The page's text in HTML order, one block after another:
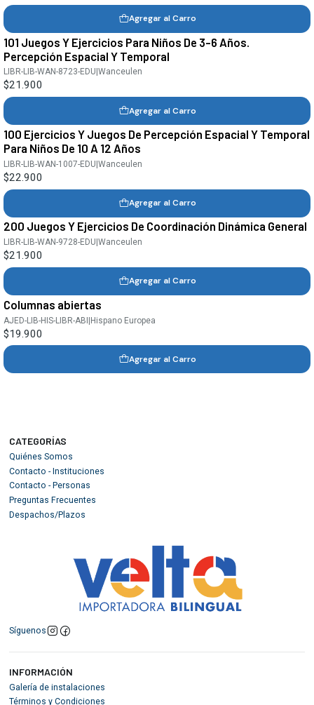
Agregar al Carro
101 Juegos Y Ejercicios Para Niños De 3-6 Años.
Percepción Espacial Y Temporal
LIBR-LIB-WAN-8723-EDU |Wanceulen
$21.900
Agregar al Carro
100 Ejercicios Y Juegos De Percepción Espacial Y Temporal
Para Niños De 10 A 12 Años
LIBR-LIB-WAN-1007-EDU|Wanceulen
$22.900
Agregar al Carro
200 Juegos Y Ejercicios De Coordinación Dinámica General
LIBR-LIB-WAN-9728-EDU |Wanceulen
$21.900
Agregar al Carro
Columnas abiertas
AJED-LIB-HIS-LIBR-ABI|Hispano Europea
$19.900
Agregar al Carro
CATEGORÍAS
Quiénes Somos
Contacto - Instituciones
Contacto - Personas
Preguntas Frecuentes
Despachos/Plazos
Síguenos
INFORMACIÓN
Galería de instalaciones
Términos y Condiciones